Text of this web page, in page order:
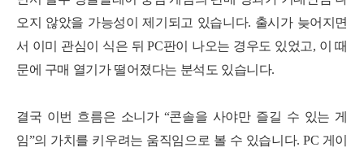
오지 않았을 가능성이 제기되고 있습니다. 출시가 늦어지면
서 이미 관심이 식은 뒤 PC판이 나오는 경우도 있었고, 이 때
문에 구매 열기가 떨어졌다는 분석도 있습니다.
결국 이번 흐름은 소니가 “콘솔을 사야만 즐길 수 있는 게
임”의 가치를 키우려는 움직임으로 볼 수 있습니다. PC 게이